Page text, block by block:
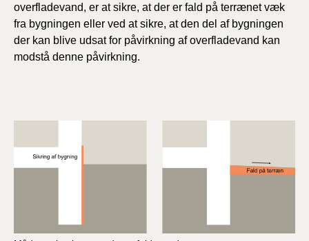
overfladevand, er at sikre, at der er fald på terrænet væk
fra bygningen eller ved at sikre, at den del af bygningen
der kan blive udsat for påvirkning af overfladevand kan
modstå denne påvirkning.